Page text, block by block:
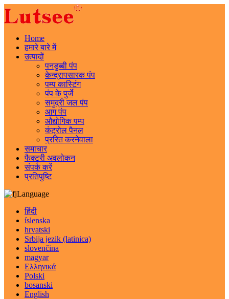
Home
हमारे बारे में
उत्पादों
पनडुब्बी पंप
केन्द्रापसारक पंप
पम्प कास्टिंग
पंप के पुर्जे
समुद्री जल पंप
आग पंप
औद्योगिक पम्प
कंट्रोल पैनल
प्ररित करनेवाला
समाचार
फैक्टरी अवलोकन
संपर्क करें
प्रतिपुष्टि
Language
हिंदी
íslenska
hrvatski
Srbija jezik (latinica)
slovenčina
magyar
Ελληνικά
Polski
bosanski
English